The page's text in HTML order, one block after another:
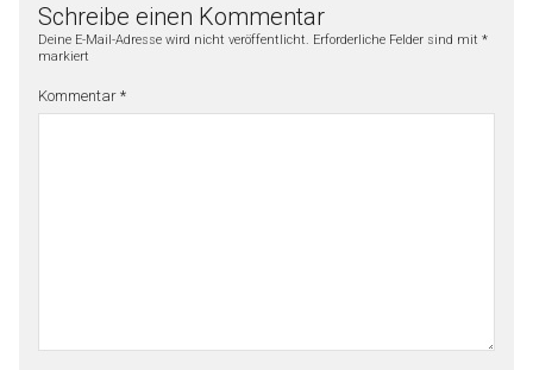
Schreibe einen Kommentar
Deine E-Mail-Adresse wird nicht veröffentlicht. Erforderliche Felder sind mit *
markiert
Kommentar *